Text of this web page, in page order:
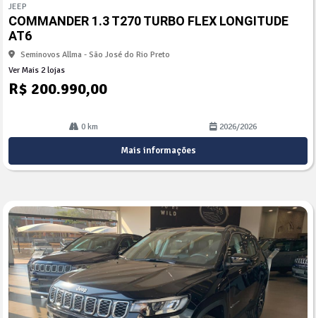
arti
lhe
JEEP
COMMANDER 1.3 T270 TURBO FLEX LONGITUDE
AT6
Seminovos Allma - São José do Rio Preto
Ver Mais 2 lojas
R$ 200.990,00
0 km 2026/2026
Mais informações